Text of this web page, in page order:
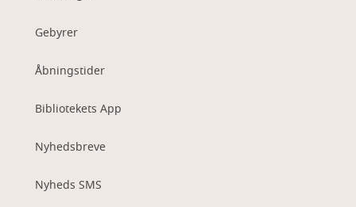
Gebyrer
Åbningstider
Bibliotekets App
Nyhedsbreve
Nyheds SMS